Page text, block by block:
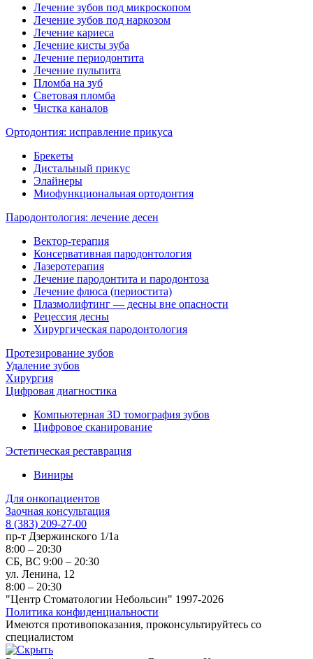
Лечение зубов под микроскопом
Лечение зубов под наркозом
Лечение кариеса
Лечение кисты зуба
Лечение периодонтита
Лечение пульпита
Пломба на зуб
Световая пломба
Чистка каналов
Ортодонтия: исправление прикуса
Брекеты
Дистальный прикус
Элайнеры
Миофункциональная ортодонтия
Пародонтология: лечение десен
Вектор-терапия
Консервативная пародонтология
Лазеротерапия
Лечение пародонтита и пародонтоза
Лечение флюса (периостита)
Плазмолифтинг — десны вне опасности
Рецессия десны
Хирургическая пародонтология
Протезирование зубов
Удаление зубов
Хирургия
Цифровая диагностика
Компьютерная 3D томография зубов
Цифровое сканирование
Эстетическая реставрация
Виниры
Для онкопациентов
Заочная консультация
8 (383) 209-27-00
пр-т Дзержинского 1/1а
8:00 – 20:30
СБ, ВС 9:00 – 20:30
ул. Ленина, 12
8:00 – 20:30
"Центр Стоматологии Небольсин" 1997-2026
Политика конфиденциальности
Имеются противопоказания, проконсультируйтесь со
специалистом